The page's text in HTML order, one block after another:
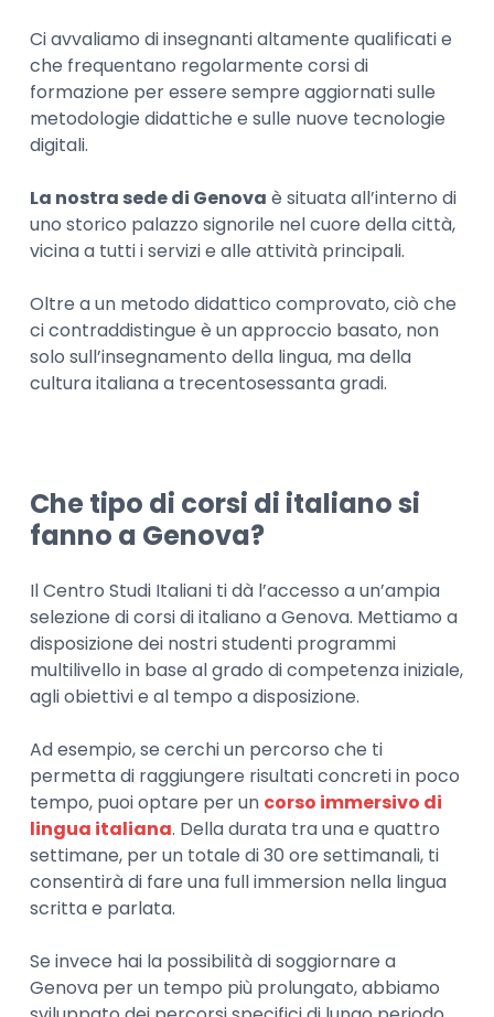
Ci avvaliamo di insegnanti altamente qualificati e
che frequentano regolarmente corsi di
formazione per essere sempre aggiornati sulle
metodologie didattiche e sulle nuove tecnologie
digitali.
La nostra sede di Genova è situata all’interno di
uno storico palazzo signorile nel cuore della città,
vicina a tutti i servizi e alle attività principali.
Oltre a un metodo didattico comprovato, ciò che
ci contraddistingue è un approccio basato, non
solo sull’insegnamento della lingua, ma della
cultura italiana a trecentosessanta gradi.
Che tipo di corsi di italiano si
fanno a Genova?
Il Centro Studi Italiani ti dà l’accesso a un’ampia
selezione di corsi di italiano a Genova. Mettiamo a
disposizione dei nostri studenti programmi
multilivello in base al grado di competenza iniziale,
agli obiettivi e al tempo a disposizione.
Ad esempio, se cerchi un percorso che ti
permetta di raggiungere risultati concreti in poco
tempo, puoi optare per un corso immersivo di
lingua italiana. Della durata tra una e quattro
settimane, per un totale di 30 ore settimanali, ti
consentirà di fare una full immersion nella lingua
scritta e parlata.
Se invece hai la possibilità di soggiornare a
Genova per un tempo più prolungato, abbiamo